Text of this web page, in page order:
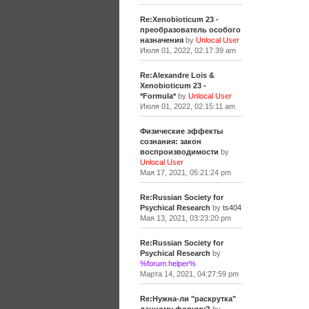
Re:Xenobioticum 23 -
преобразователь особого
назначенияby Unlocal User
Июля 01, 2022, 02:17:39 am
Re:Alexandre Lois &
Xenobioticum 23 -
*Formula*by Unlocal User
Июля 01, 2022, 02:15:11 am
Физические эффекты
сознания: закон
воспроизводимости by
Unlocal User
Мая 17, 2021, 05:21:24 pm
Re:Russian Society for
Psychical Research by ts404
Мая 13, 2021, 03:23:20 pm
Re:Russian Society for
Psychical Research by
%forum.helper%
Марта 14, 2021, 04:27:59 pm
Re:Нужна-ли "раскрутка"